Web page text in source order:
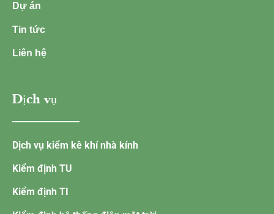
Dự án
Tin tức
Liên hệ
Dịch vụ
Dịch vụ kiểm kê khí nhà kính
Kiểm định TU
Kiểm định TI